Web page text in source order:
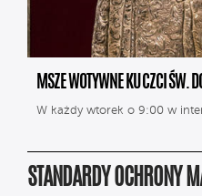
MSZE WOTYWNE KU CZCI ŚW.
W każdy wtorek o 9:00 w
STANDARDY OCHRONY